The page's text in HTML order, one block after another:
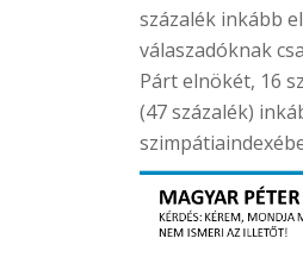
százalék inkább
válaszadóknak
Párt elnökét, 16
(47 százalék)